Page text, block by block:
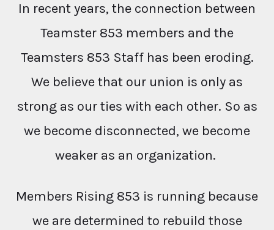
In recent years, the connection between
Teamster 853 members and the
Teamsters 853 Staff has been eroding.
We believe that our union is only as
strong as our ties with each other. So as
we become disconnected, we become
weaker as an organization.
Members Rising 853 is running because
we are determined to rebuild those